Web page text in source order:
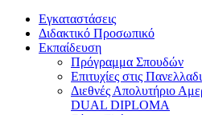
Εγκαταστάσεις
Διδακτικό Προσωπικό
Εκπαίδευση
Πρόγραμμα Σπουδών
Επιτυχίες στις
Διεθνές Απολυτήριο
DUAL DIPLOMA